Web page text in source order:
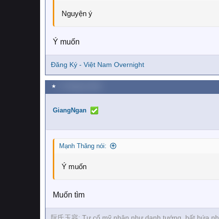
Nguyện ý
Ý muốn
Đăng Ký - Việt Nam Overnight
★
GiangNgan
Mạnh Thăng nói:
Ý muốn
Muốn tìm